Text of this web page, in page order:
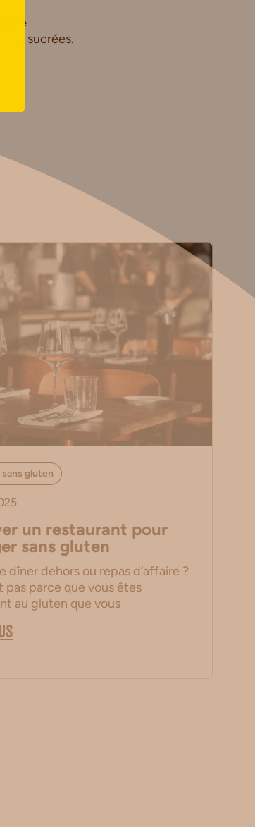
ou sucrées.
sans gluten
un restaurant pour
sans gluten
dîner dehors ou repas d’affaire ?
pas parce que vous êtes
au gluten que vous